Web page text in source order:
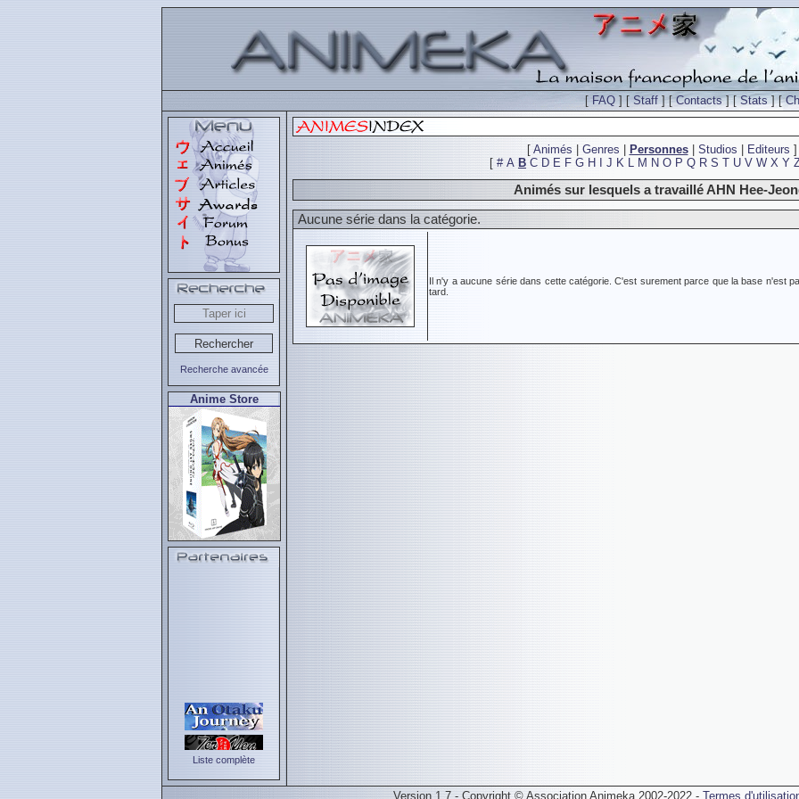
[FAQ ] [Staff ] [Contacts] [Stats] [
Recherche avancée
Anime Store
Liste complète
[ Animés Genres Personnes| Studios Editeurs ]
[ # A B C D E F G H J K L M N O P Q R S T U V W X Y
Animés sur lesquels a travaillé AHN Hee-
Aucune série dans la catégorie.
Il n'y a aucune série dans cette catégorie. C'est surement parce que la base n'est
tard.
Version 1.7 - Copyright © Association Animeka 2002-2022 - Termes